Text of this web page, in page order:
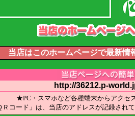
当店はこのホームページで最新情
http://36212.p-
★PC・スマホなど各種端末からアクセ
Ｒコード」は、当店のアドレスが記録されて